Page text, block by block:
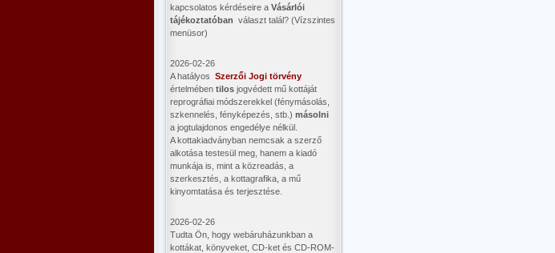
kapcsolatos kérdéseire a Vásárlói
tájékoztatóban választ talál? (Vízszintes
menüsor)
2026-02-26
A hatályos Szerzői Jogi törvény
értelmében tilos jogvédett mű kottáját
reprográfiai módszerekkel (fénymásolás,
szkennelés, fényképezés, stb.) másolni
a jogtulajdonos engedélye nélkül.
A kottakiadványban nemcsak a szerző
alkotása testesül meg, hanem a kiadó
munkája is, mint a közreadás, a
szerkesztés, a kottagrafika, a mű
kinyomtatása és terjesztése.
2026-02-26
Tudta Ön, hogy webáruházunkban a
kottákat, könyveket, CD-ket és CD-ROM-